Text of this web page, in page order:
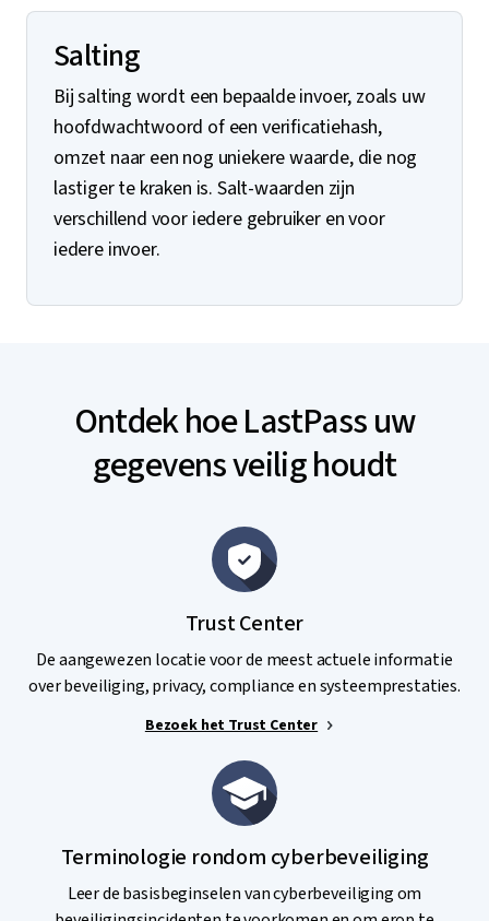
Salting
Bij salting wordt een bepaalde invoer, zoals uw
hoofdwachtwoord of een verificatiehash,
omzet naar een nog uniekere waarde, die nog
lastiger te kraken is. Salt-waarden zijn
verschillend voor iedere gebruiker en voor
iedere invoer.
Ontdek hoe LastPass uw
gegevens veilig houdt
Trust Center
De aangewezen locatie voor de meest actuele informatie
over beveiliging, privacy, compliance en systeemprestaties.
Bezoek het Trust Center
Terminologie rondom cyberbeveiliging
Leer de basisbeginselen van cyberbeveiliging om